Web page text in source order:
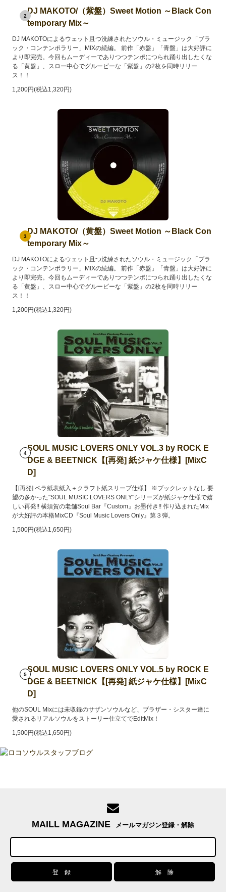
2
DJ MAKOTO/（紫盤）Sweet Motion ～Black Con
temporary Mix～
DJ MAKOTOによるウェット且つ洗練されたソウル・ミュージック「ブラ
ック・コンテンポラリー」MIXの続編。 前作「赤盤」「青盤」は大好評に
より即完売。今回もムーディーでありつつテンポにつられ踊り出したくな
る「黄盤」、スロー中心でグルービーな「紫盤」の2枚を同時リリー
ス！！
1,200円(税込1,320円)
3
DJ MAKOTO/（黄盤）Sweet Motion ～Black Con
temporary Mix～
DJ MAKOTOによるウェット且つ洗練されたソウル・ミュージック「ブラ
ック・コンテンポラリー」MIXの続編。 前作「赤盤」「青盤」は大好評に
より即完売。今回もムーディーでありつつテンポにつられ踊り出したくな
る「黄盤」、スロー中心でグルービーな「紫盤」の2枚を同時リリー
ス！！
1,200円(税込1,320円)
4
SOUL MUSIC LOVERS ONLY VOL.3 by ROCK E
DGE & BEETNICK【[再発] 紙ジャケ仕様】[MixC
D]
【[再発] ペラ紙表紙入＋クラフト紙スリーブ仕様】 ※ブックレットなし 要
望の多かった"SOUL MUSIC LOVERS ONLY"シリーズが紙ジャケ仕様で嬉
しい再発!! 横須賀の老舗Soul Bar『Custom』お墨付き!! 作り込まれたMix
が大好評の本格MixCD『Soul Music Lovers Only』第３弾。
1,500円(税込1,650円)
5
SOUL MUSIC LOVERS ONLY VOL.5 by ROCK E
DGE & BEETNICK【[再発] 紙ジャケ仕様】[MixC
D]
他のSOUL Mixには未収録のサザンソウルなど、ブラザー・シスター達に
愛されるリアルソウルをストーリー仕立てでEditMix！
1,500円(税込1,650円)
MAILL MAGAZINE メールマガジン登録・解除